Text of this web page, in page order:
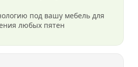
под вашу мебель для
любых пятен